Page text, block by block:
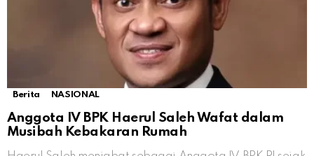
Berita NASIONAL
Anggota IV BPK Haerul Saleh Wafat dalam
Musibah Kebakaran Rumah